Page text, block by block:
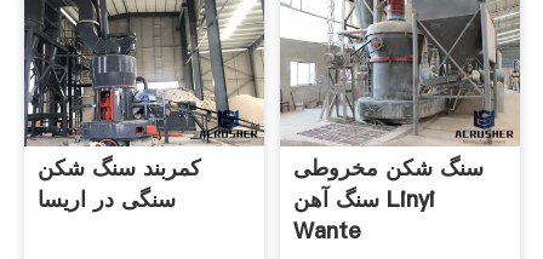
کمربند سنگ شکن
سنگی در اریسا
سنگ شکن مخروطی
سنگ آهن Linyi
Wante